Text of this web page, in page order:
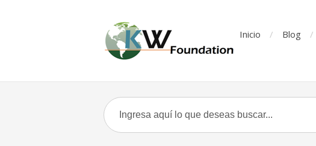
Inicio Blog